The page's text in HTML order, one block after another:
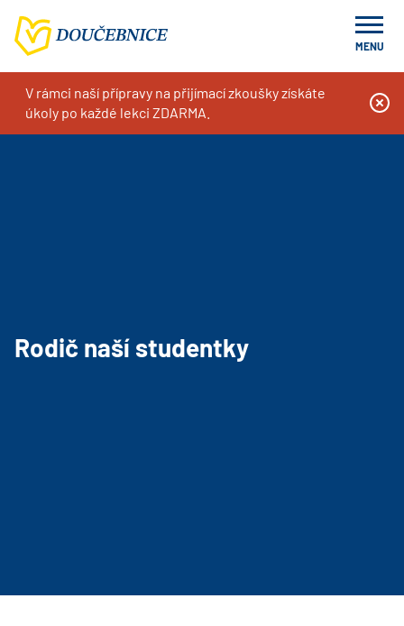
MENU
V rámci naší přípravy na přijímací zkoušky získáte
úkoly po každé lekci ZDARMA.
Doučování na míru, kurzy a příprava k přijímacím zkouškám
Rodič naší studentky
Rodič naší studentky